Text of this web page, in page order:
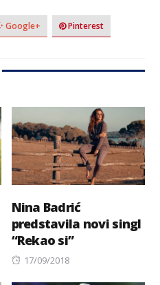
Google+ Pinterest
Nina Badrić
predstavila novi singl
“Rekao si”
Posted
17/09/2018